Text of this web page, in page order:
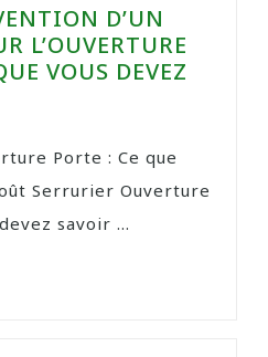
D’UN
L’OUVERTURE
VOUS DEVEZ
Porte : Ce que
Serrurier Ouverture
savoir ...